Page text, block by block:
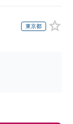
東京都